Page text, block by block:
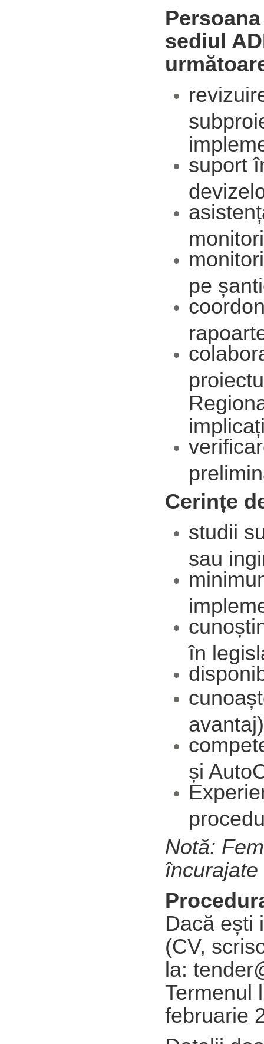
sediul
suport
pe
Cerințe
studii
sau
în
avantaj)
și
Notă:
Dacă ești
(CV,
la:
Termenul
februarie